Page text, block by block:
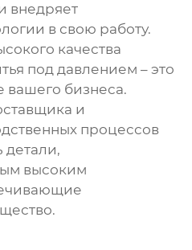
внедряет
в свою работу.
качества
под давлением – это
вашего бизнеса.
и
процессов
детали,
высоким